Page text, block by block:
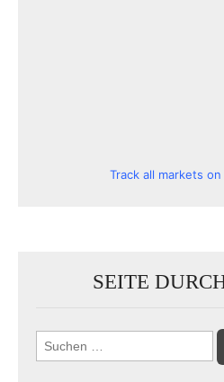
Track all markets
SEITE
Suchen
nach: